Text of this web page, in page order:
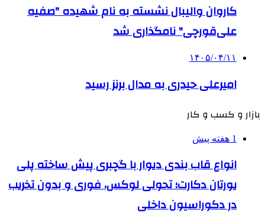
کاروان والیبال نشسته به نام شهیده "صفیه
علی‌قورچی" نامگذاری شد
۱۴۰۵/۰۴/۱۱
امیرعلی حیدری به مدال برنز رسید
بازار و کسب و کار
1 هفته پیش
انواع قاب بندی دیوار با گچبری پیش ساخته پلی
یورتان دکارت؛ تحولی لوکس، فوری و بدون تخریب
در دکوراسیون داخلی